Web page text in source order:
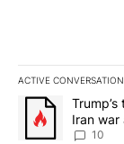
ACTIVE
The following is
A trending
Iran war
sources
10